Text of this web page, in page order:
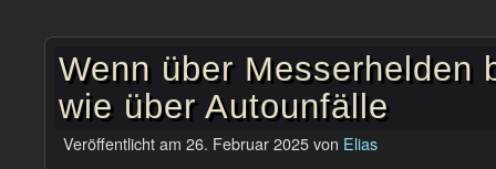
Wenn über Messerhelden
wie über Autounfälle
Veröffentlicht am 26. Februar 2025von Elias